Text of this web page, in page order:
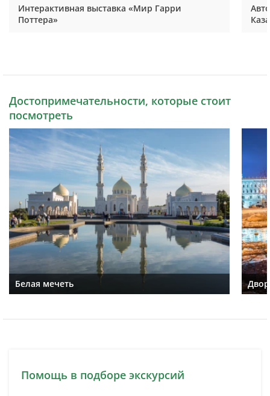
Интерактивная выставка «Мир Гарри
Поттера»
Достопримечательности, которые стоит
посмотреть
Белая мечеть
Помощь в подборе экскурсий